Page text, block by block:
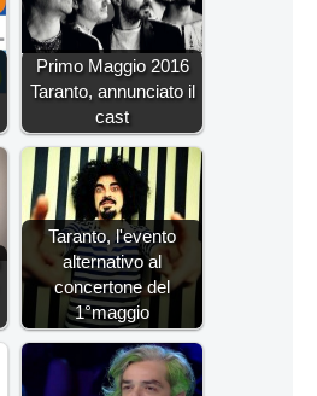
Primo Maggio 2016
Taranto, annunciato il
cast
Taranto, l'evento
alternativo al
concertone del
1°maggio